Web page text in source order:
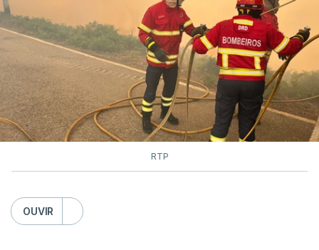
As autoridades canadianas estimam que vai levar
dias ou semanas para controlar o fogo. Mais de
dois mil operacionais estão no terreno no combate
às chamas.
RTP
OUVIR